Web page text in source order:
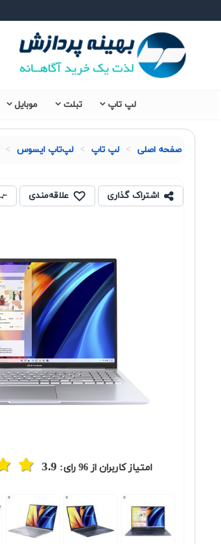
لپ تاپ تبلت موبایل
صفحه اصلی لپ تاپ لپ‌تاپ ایسوس
اشتراک گذاری علاقه‌مندی
امتیاز کاربران از96رای: 3.9
Previous